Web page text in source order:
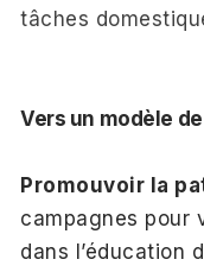
tâches
Vers un modèle
Promouvoir la
campagnes pour
dans l’éducation